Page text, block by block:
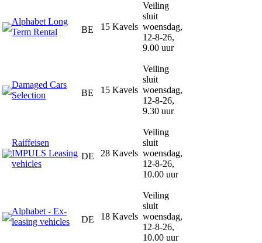
Alphabet Long
Term Rental
BE 15 Kavels
Veiling
sluit
woensdag,
12-8-26,
9.00 uur
Damaged Cars
Selection
BE 15 Kavels
Veiling
sluit
woensdag,
12-8-26,
9.30 uur
Raiffeisen
IMPULS Leasing
vehicles
DE 28 Kavels
Veiling
sluit
woensdag,
12-8-26,
10.00 uur
Alphabet - Ex-
leasing vehicles
DE 18 Kavels
Veiling
sluit
woensdag,
12-8-26,
10.00 uur